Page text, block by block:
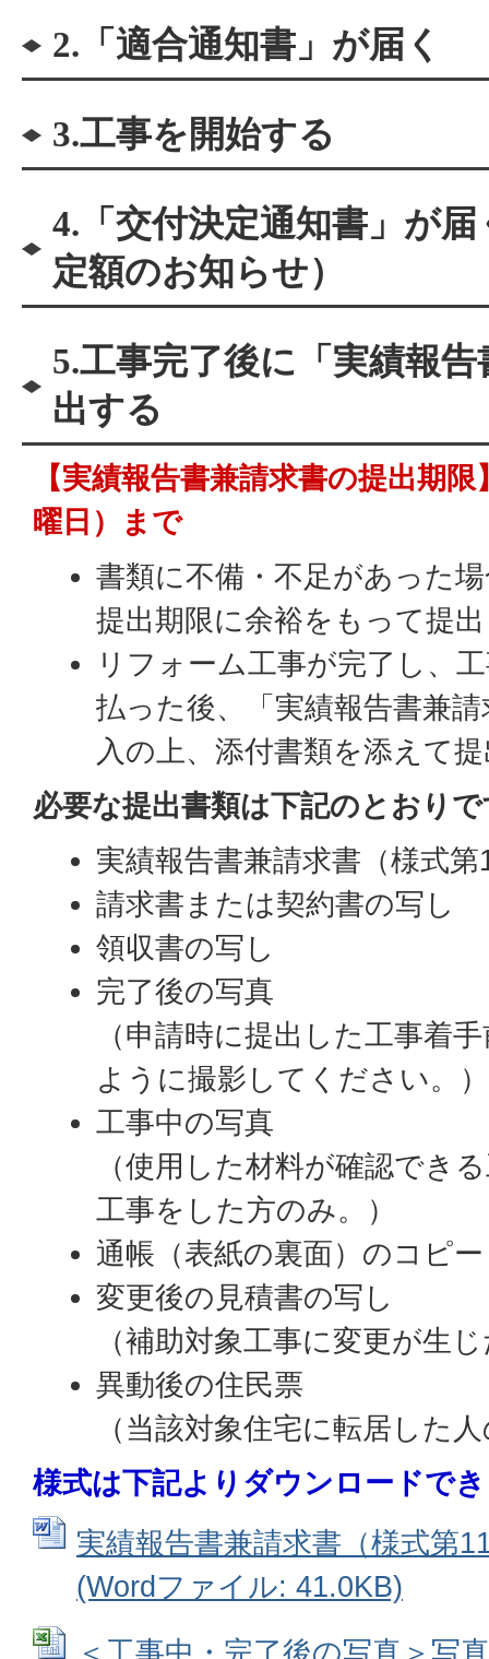
2.「適合通知書」が届く
3.工事を開始する
4.「交付決定通知書」が
定額のお知らせ）
5.工事完了後に「実績報
出する
【実績報告書兼請求書の提出期
曜日）まで
書類に不備・不足があった
提出期限に余裕をもって提
リフォーム工事が完了し、
払った後、「実績報告書兼
入の上、添付書類を添えて
必要な提出書類は下記のとおり
実績報告書兼請求書（様式第
請求書または契約書の写し
領収書の写し
完了後の写真
（申請時に提出した工事着
ように撮影してください。）
工事中の写真
（使用した材料が確認でき
工事をした方のみ。）
通帳（表紙の裏面）のコピー
変更後の見積書の写し
（補助対象工事に変更が生
異動後の住民票
（当該対象住宅に転居した
様式は下記よりダウンロードで
実績報告書兼請求書（様式第
(Wordファイル: 41.0KB)
＜工事中・完了後の写真＞写